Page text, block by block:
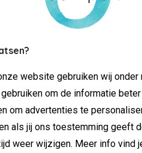
website gebruiken wij
om de informatie
om advertenties te
als jij ons toestemming geeft
weer wijzigen. Meer info vind